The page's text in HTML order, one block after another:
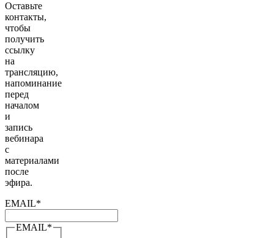
Оставьте
контакты,
чтобы
получить
ссылку
на
трансляцию,
напоминание
перед
началом
и
запись
вебинара
с
материалами
после
эфира.
EMAIL*
EMAIL*